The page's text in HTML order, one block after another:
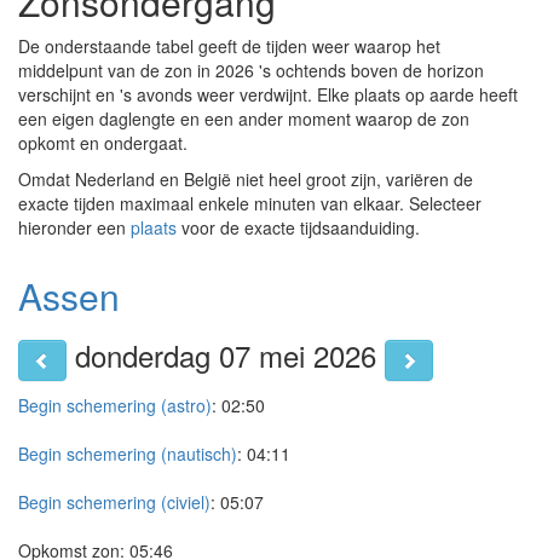
De onderstaande tabel geeft de tijden weer waarop het
middelpunt van de zon in 2026 's ochtends boven de horizon
verschijnt en 's avonds weer verdwijnt. Elke plaats op aarde heeft
een eigen daglengte en een ander moment waarop de zon
opkomt en ondergaat.
Omdat Nederland en België niet heel groot zijn, variëren de
exacte tijden maximaal enkele minuten van elkaar. Selecteer
hieronder een plaats voor de exacte tijdsaanduiding.
Assen
donderdag 07 mei 2026
Begin schemering (astro): 02:50
Begin schemering (nautisch): 04:11
Begin schemering (civiel): 05:07
Opkomst zon: 05:46